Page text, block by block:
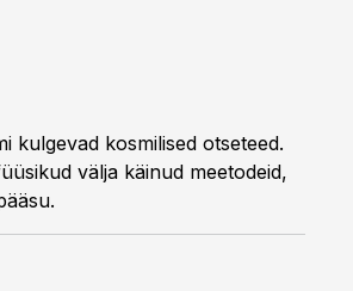
kulgevad kosmilised otseteed.
välja käinud meetodeid,